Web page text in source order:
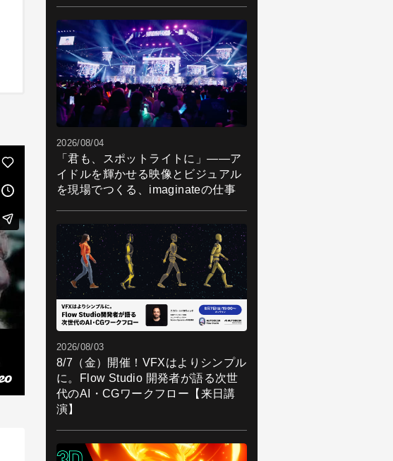
2026/08/04
「君も、スポットライトに」――ア
イドルを輝かせる映像とビジュアル
を現場でつくる、imaginateの仕事
2026/08/03
8/7（金）開催！VFXはよりシンプル
に。Flow Studio 開発者が語る次世
代のAI・CGワークフロー【来日講
演】